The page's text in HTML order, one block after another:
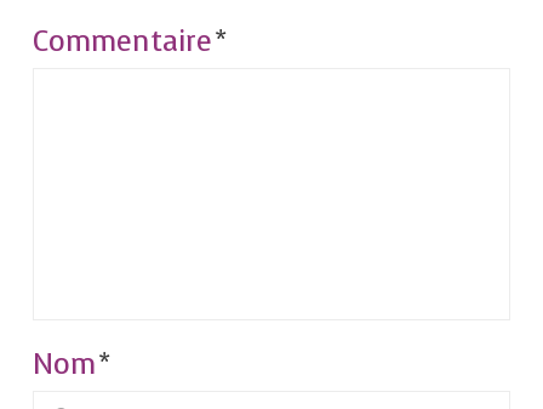
Commentaire*
Nom*